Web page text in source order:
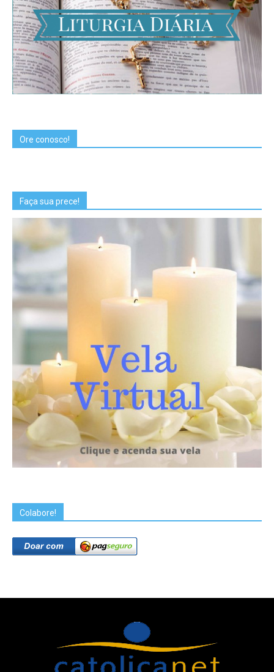
Ore conosco!
Faça sua prece!
Colabore!